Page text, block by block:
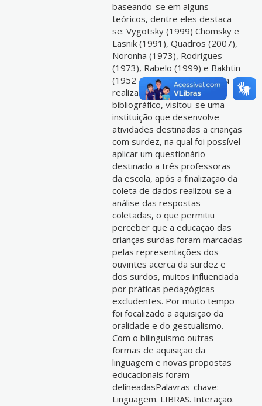
baseando-se em alguns
teóricos, dentre eles destaca-
se: Vygotsky (1999) Chomsky e
Lasnik (1991), Quadros (2007),
Noronha (1973), Rodrigues
(1973), Rabelo (1999) e Bakhtin
(1952 / 1953 / 1992). Após a
realização do estudo
bibliográfico, visitou-se uma
instituição que desenvolve
atividades destinadas a crianças
com surdez, na qual foi possível
aplicar um questionário
destinado a três professoras
da escola, após a finalização da
coleta de dados realizou-se a
análise das respostas
coletadas, o que permitiu
perceber que a educação das
crianças surdas foram marcadas
pelas representações dos
ouvintes acerca da surdez e
dos surdos, muitos influenciada
por práticas pedagógicas
excludentes. Por muito tempo
foi focalizado a aquisição da
oralidade e do gestualismo.
Com o bilinguismo outras
formas de aquisição da
linguagem e novas propostas
educacionais foram
delineadasPalavras-chave:
Linguagem. LIBRAS. Interação.